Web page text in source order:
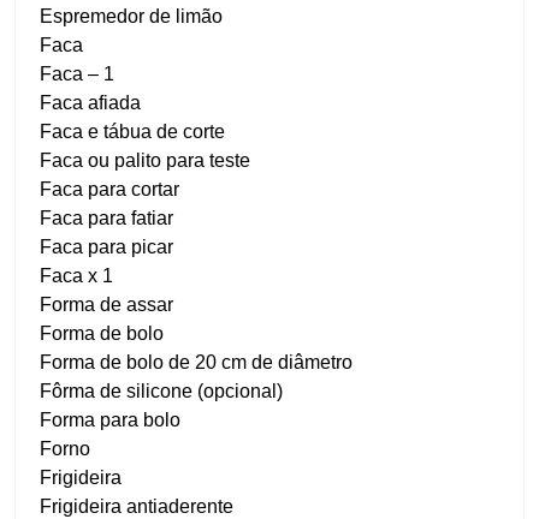
Espremedor de limão
Faca
Faca – 1
Faca afiada
Faca e tábua de corte
Faca ou palito para teste
Faca para cortar
Faca para fatiar
Faca para picar
Faca x 1
Forma de assar
Forma de bolo
Forma de bolo de 20 cm de diâmetro
Fôrma de silicone (opcional)
Forma para bolo
Forno
Frigideira
Frigideira antiaderente